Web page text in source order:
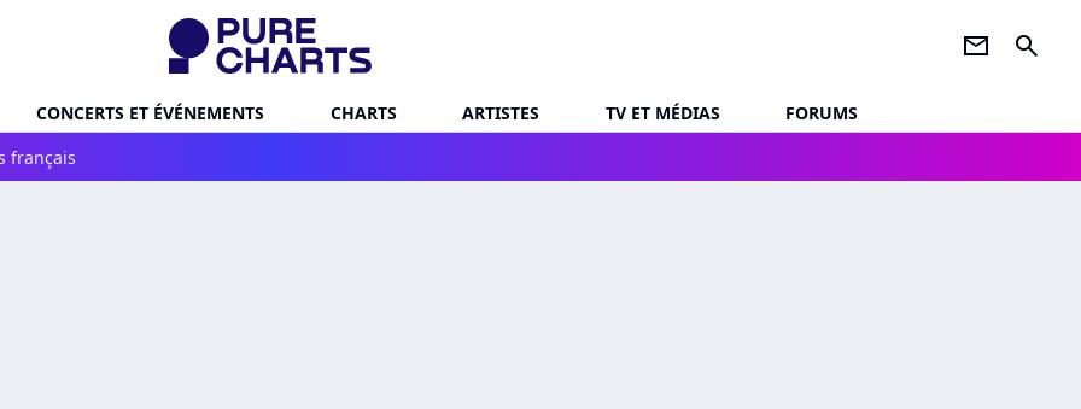
newsletter search
CONCERTS ET ÉVÉNEMENTS CHARTS ARTISTES TV ET MÉDIAS
FORUMS
français